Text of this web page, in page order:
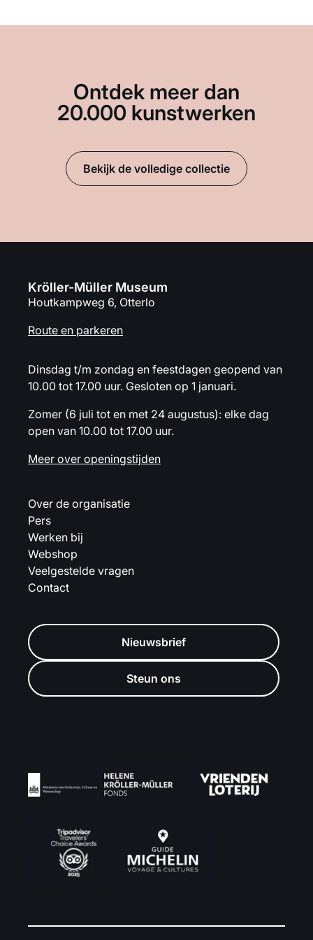
Ontdek meer dan
20.000 kunstwerken
Bekijk de volledige collectie
Kröller-Müller Museum
Houtkampweg 6, Otterlo
Route en parkeren
Dinsdag t/m zondag en feestdagen geopend van
10.00 tot 17.00 uur. Gesloten op 1 januari.
Zomer (6 juli tot en met 24 augustus): elke dag
open van 10.00 tot 17.00 uur.
Meer over openingstijden
Over de organisatie
Pers
Werken bij
Webshop
Veelgestelde vragen
Contact
Nieuwsbrief
Steun ons